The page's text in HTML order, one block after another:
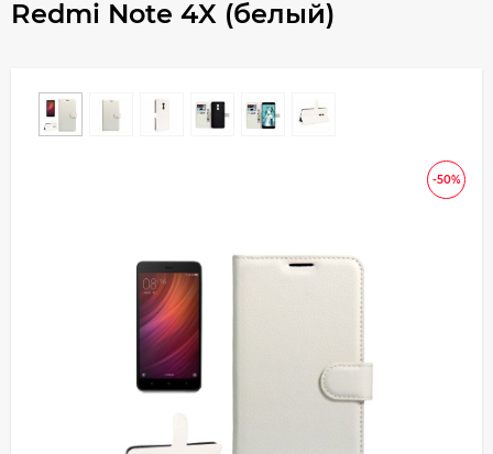
Redmi Note 4X (белый)
-50%